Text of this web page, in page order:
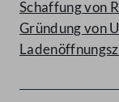
Schaffung von
Gründung von